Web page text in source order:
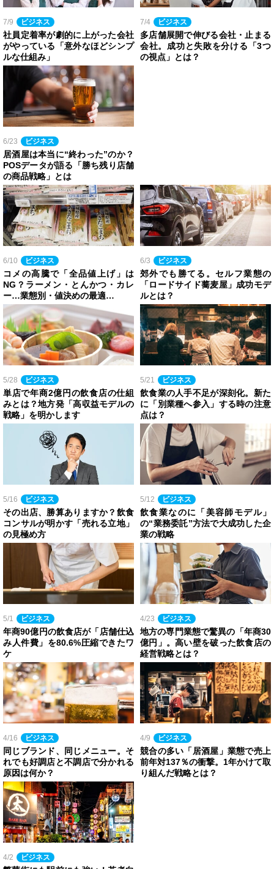
7/9 ビジネス
社員定着率が劇的に上がった会社
がやっている「意外なほどシンプ
ルな仕組み」
7/4 ビジネス
多店舗展開で伸びる会社・止まる
会社。成功と失敗を分ける「3つ
の視点」とは？
6/23 ビジネス
居酒屋は本当に“終わった”のか？
POSデータが語る「勝ち残り店舗
の商品戦略」とは
6/10 ビジネス
コメの高騰で「全品値上げ」は
NG？ラーメン・とんかつ・カレ
ー…業態別・値決めの最適…
6/3 ビジネス
郊外でも勝てる。セルフ業態の
「ロードサイド蕎麦屋」成功モデ
ルとは？
5/28 ビジネス
単店で年商2億円の飲食店の仕組
みとは？地方発「高収益モデルの
戦略」を明かします
5/21 ビジネス
飲食業の人手不足が深刻化。新た
に「別業種へ参入」する時の注意
点は？
5/16 ビジネス
その出店、勝算ありますか？飲食
コンサルが明かす「売れる立地」
の見極め方
5/12 ビジネス
飲食業なのに「美容師モデル」
の“業務委託”方法で大成功した企
業の戦略
5/1 ビジネス
年商90億円の飲食店が「店舗仕込
み人件費」を80.6%圧縮できたワ
ケ
4/23 ビジネス
地方の専門業態で驚異の「年商30
億円」。高い壁を破った飲食店の
経営戦略とは？
4/16 ビジネス
同じブランド、同じメニュー。そ
れでも好調店と不調店で分かれる
原因は何か？
4/9 ビジネス
競合の多い「居酒屋」業態で売上
前年対137％の衝撃。1年かけて取
り組んだ戦略とは？
4/2 ビジネス